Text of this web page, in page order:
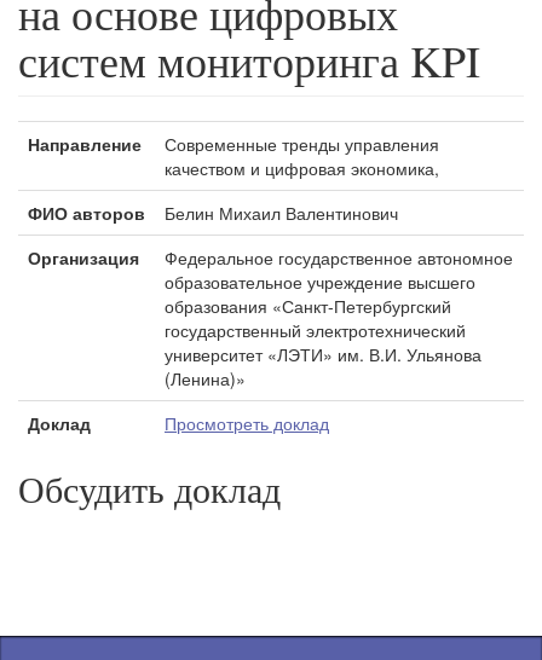
на основе цифровых
систем мониторинга KPI
Направление
Современные тренды управления
качеством и цифровая экономика,
ФИО авторов
Белин Михаил Валентинович
Организация
Федеральное государственное автономное
образовательное учреждение высшего
образования «Санкт-Петербургский
государственный электротехнический
университет «ЛЭТИ» им. В.И. Ульянова
(Ленина)»
Доклад
Просмотреть доклад
Обсудить доклад